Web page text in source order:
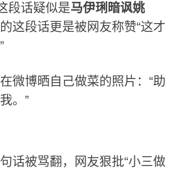
段话疑似是马伊琍暗讽姚
这段话更是被网友称赞“这才
博晒自己做菜的照片：“助
。”
被骂翻，网友狠批“小三做